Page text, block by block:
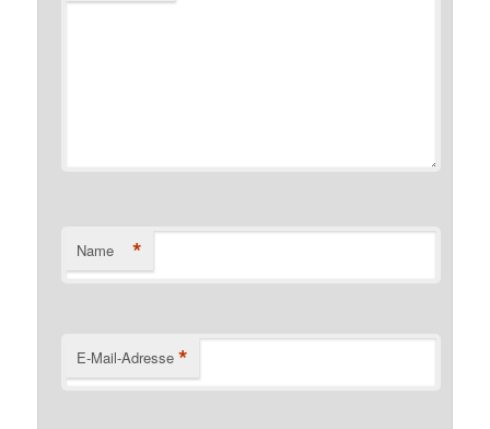
Name *
E-Mail-Adresse *